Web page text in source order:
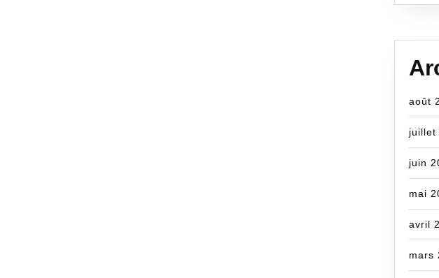
août
juillet
juin
mai
avril
mars